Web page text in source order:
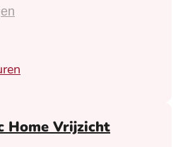
Home Vrijzicht